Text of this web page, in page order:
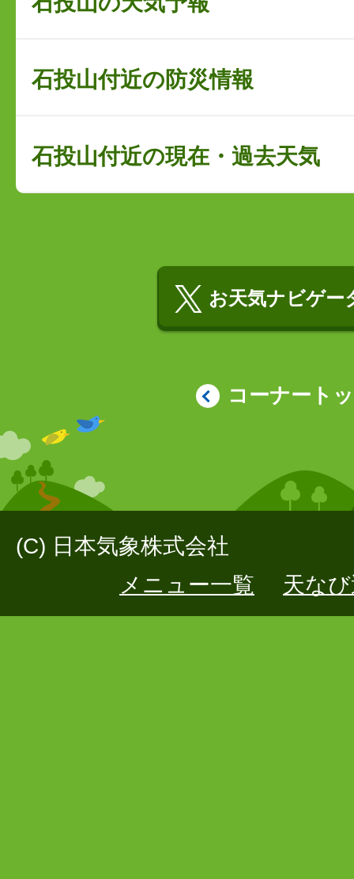
石投山付近の防災情報
石投山付近の現在・過去天気
お天気ナビゲー
コーナート
(C) 日本気象株式会社
メニュー一覧
天な